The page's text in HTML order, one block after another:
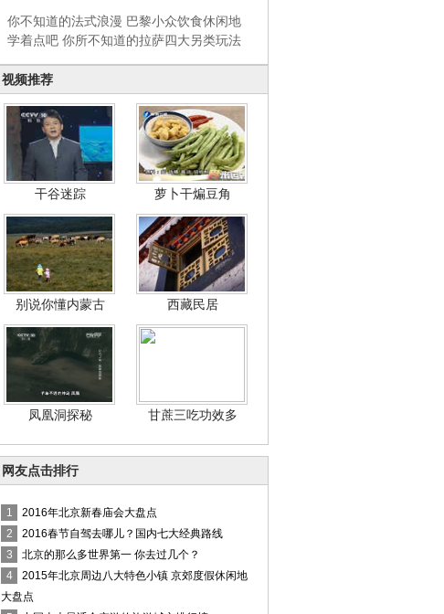
你不知道的法式浪漫 巴黎小众饮食休闲地
学着点吧 你所不知道的拉萨四大另类玩法
视频推荐
干谷迷踪 萝卜干煸豆角
别说你懂内蒙古 西藏民居
凤凰洞探秘 甘蔗三吃功效多
网友点击排行
1
2016年北京新春庙会大盘点
2
2016春节自驾去哪儿？国内七大经典路线
3
北京的那么多世界第一 你去过几个？
4
2015年北京周边八大特色小镇 京郊度假休闲地
大盘点